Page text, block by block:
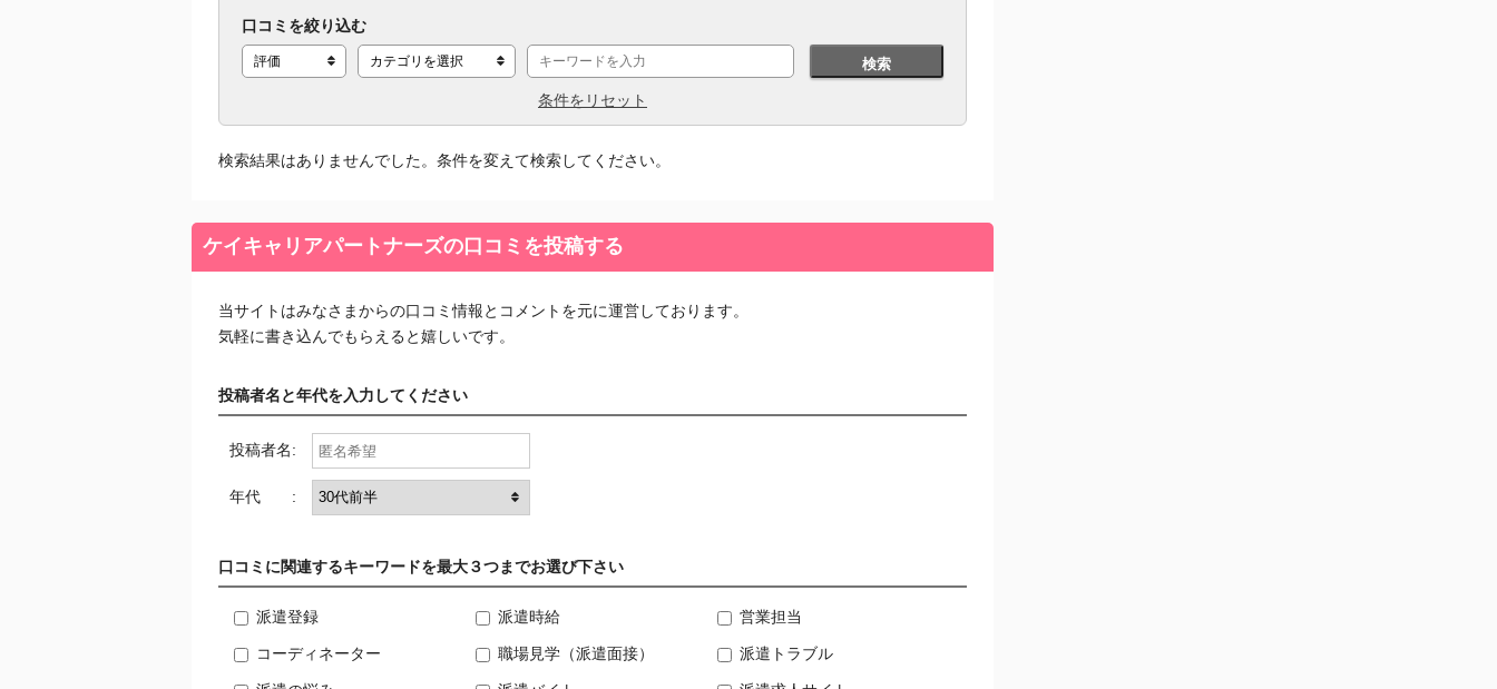
口コミを絞り込む
検索
条件をリセット
検索結果はありませんでした。条件を変えて検索してください。
ケイキャリアパートナーズの口コミを投稿する
当サイトはみなさまからの口コミ情報とコメントを元に運営しております。
気軽に書き込んでもらえると嬉しいです。
投稿者名と年代を入力してください
投稿者名:
年代 :
口コミに関連するキーワードを最大３つまでお選び下さい
派遣登録 派遣時給 営業担当
コーディネーター 職場見学（派遣面接） 派遣トラブル